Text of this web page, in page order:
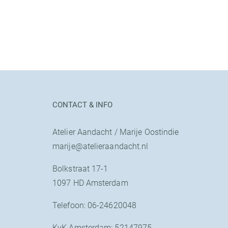
CONTACT & INFO
Atelier Aandacht / Marije Oostindie
marije@atelieraandacht.nl
Bolkstraat 17-1
1097 HD Amsterdam
Telefoon: 06-24620048